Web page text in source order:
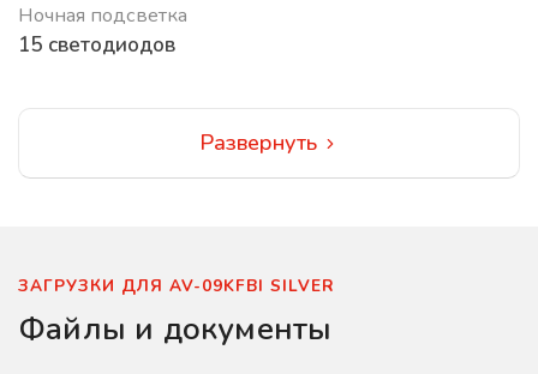
Ночная подсветка
15 светодиодов
Развернуть
ЗАГРУЗКИ ДЛЯ AV-09KFBI SILVER
Файлы и документы